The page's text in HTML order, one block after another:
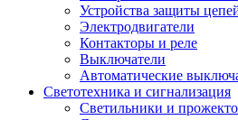
Устройства защиты
Электродвигатели
Контакторы и реле
Выключатели
Автоматические
Светотехника и сигнализация
Светильники и